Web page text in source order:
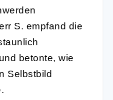
S. empfand die
betonte, wie
Selbstbild